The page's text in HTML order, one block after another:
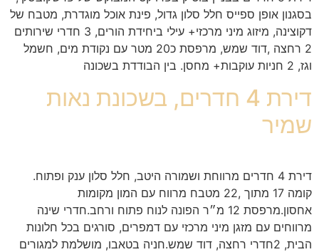
בסגנון אופן ספייס חלל סלון גדול, פינת אוכל מוגדרת, מטבח של
דקוצינה, מיזוג מיני מרכזי+ עילי ביחידת הורים, 3 חדרי שירותים
2 רחצה ,דוד שמש, מרפסת כ20 מטר עם נקודת מים, חשמל
וגז, 2 חניות עוקבות+ מחסן. בין הבודדת בשכונה
דירת 4 חדרים, בשכונת נאות
שמיר
דירת 4 חדרים מרווחת ושמורה היטב, חלל סלון ענק ופתוח.
קומה 17 מתוך ,22 מטבח מרווח עם המון מקומות
אחסון.מרפסת 12 מ״ר הפונה לנוח פתוח ורחב.חדרי שינה
מרווחים עם מזגן מיני מרכזי עם דמפרים, סורגים בכל חלונות
הבית, 2חדרי רחצה, דוד שמש.חניה בטאבו, מושלמת למגורים